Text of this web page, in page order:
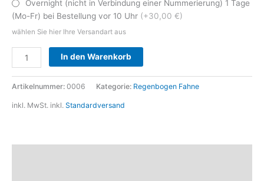
Overnight (nicht in Verbindung einer Nummerierung) 1 Tage
(Mo-Fr) bei Bestellung vor 10 Uhr (+30,00 €)
wählen Sie hier Ihre Versandart aus
In den Warenkorb
Artikelnummer: 0006 Kategorie: Regenbogen Fahne
inkl. MwSt. inkl. Standardversand